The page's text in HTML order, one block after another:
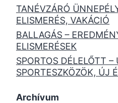
TANÉVZÁRÓ
ELISMERÉS, VAKÁCIÓ
BALLAGÁS –
ELISMERÉSEK
SPORTOS DÉLELŐTT –
SPORTESZKÖZÖK, ÚJ
Archívum